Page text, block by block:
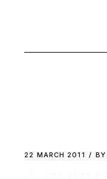
22 MARCH 2011 BY